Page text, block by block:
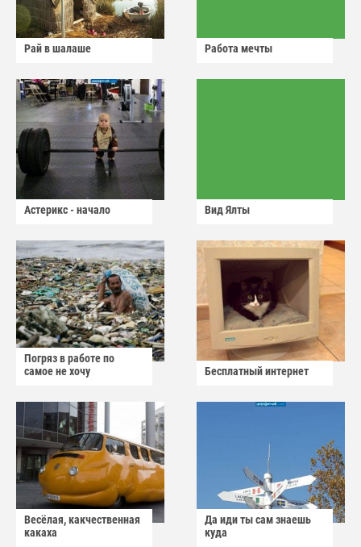
Рай в шалаше Работа мечты
Астерикс - начало Вид Ялты
Погряз в работе по
самое не хочу
Бесплатный интернет
Весёлая, какчественная
какаха
Да иди ты сам знаешь
куда